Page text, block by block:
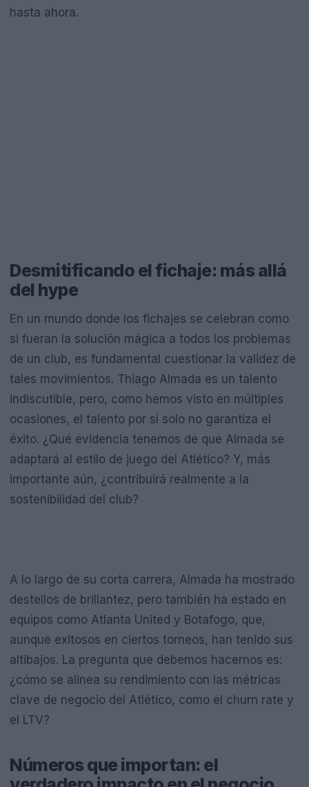
hasta ahora.
Desmitificando el fichaje: más allá
del hype
En un mundo donde los fichajes se celebran como
si fueran la solución mágica a todos los problemas
de un club, es fundamental cuestionar la validez de
tales movimientos. Thiago Almada es un talento
indiscutible, pero, como hemos visto en múltiples
ocasiones, el talento por sí solo no garantiza el
éxito. ¿Qué evidencia tenemos de que Almada se
adaptará al estilo de juego del Atlético? Y, más
importante aún, ¿contribuirá realmente a la
sostenibilidad del club?
A lo largo de su corta carrera, Almada ha mostrado
destellos de brillantez, pero también ha estado en
equipos como Atlanta United y Botafogo, que,
aunque exitosos en ciertos torneos, han tenido sus
altibajos. La pregunta que debemos hacernos es:
¿cómo se alinea su rendimiento con las métricas
clave de negocio del Atlético, como el churn rate y
el LTV?
Números que importan: el